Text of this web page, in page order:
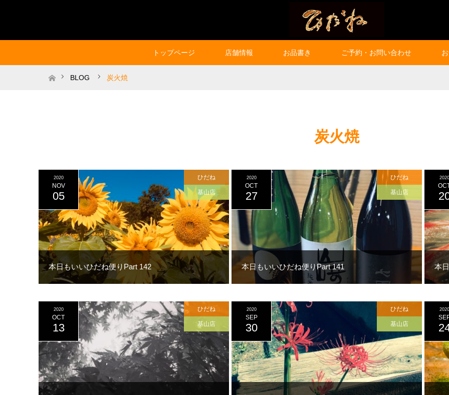
トップページ 店舗情報 お品書き ご予約・お問い合わせ
ホームBLOG 炭火焼
炭火焼
本日もいいひだね便りPart 142
2020
NOV
05
ひだね
基山店
本日もいいひだね便りPart 141
2020
OCT
27
ひだね
基山店
本
2020
2020
OCT
13
ひだね
基山店
2020
SEP
30
ひだね
基山店
2020